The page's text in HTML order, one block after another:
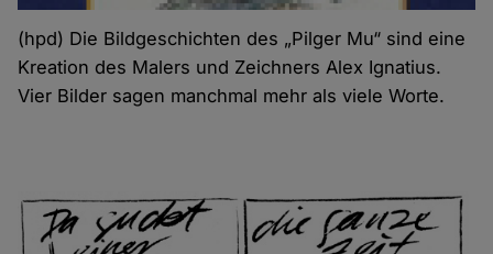
(hpd) Die Bildgeschichten des „Pilger Mu“ sind eine
Kreation des Malers und Zeichners Alex Ignatius.
Vier Bilder sagen manchmal mehr als viele Worte.